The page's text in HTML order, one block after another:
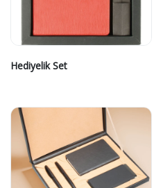
Hediyelik Set